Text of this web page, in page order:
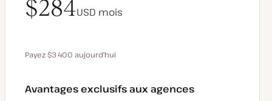
$340USDmois
$284USD mois
Payez $3 400 aujourd'hui
Avantages exclusifs aux agences